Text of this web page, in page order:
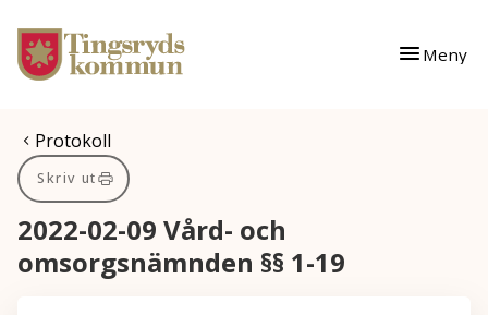
Gå till innehåll
Gå till huvudmeny
Meny
Du är här:
Protokoll
Skriv ut
2022-02-09 Vård- och
omsorgsnämnden §§ 1-19